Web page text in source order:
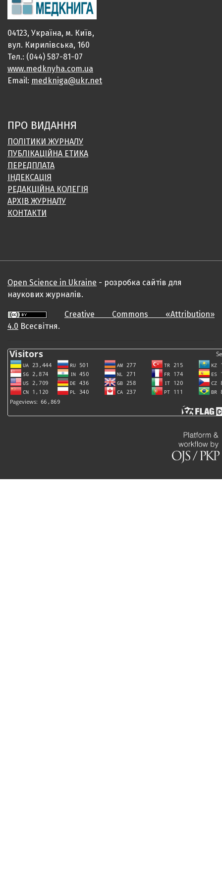
04123, Україна, м. Київ,
вул. Кирилівська, 160
Тел.: (044) 587-81-07
www.medknyha.com.ua
Email: medkniga@ukr.net
ПРО ВИДАННЯ
ПОЛІТИКИ ЖУРНАЛУ
ПУБЛІКАЦІЙНА ЕТИКА
ПЕРЕДПЛАТА
ІНДЕКСАЦІЯ
РЕДАКЦІЙНА КОЛЕГІЯ
АРХІВ ЖУРНАЛУ
КОНТАКТИ
Open Science in Ukraine - розробка сайтів для
наукових журналів.
Creative Commons «Attribution»
4.0 Всесвітня.